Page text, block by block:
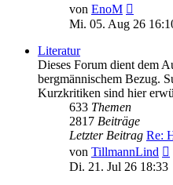
von EnoM
Beitrag
Mi. 05. Aug 26
Literatur
Dieses Forum dient dem
bergmännischem Bezug.
Kurzkritiken sind hier
633 Themen
2817 Beiträge
Letzter Beitrag Re:
von TillmannLind
Di. 21. Jul 26 18:33